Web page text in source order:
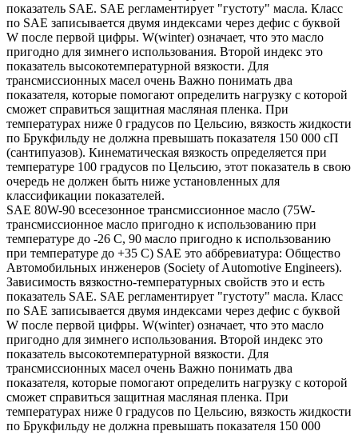
показатель SAE. SAE регламентирует "густоту" масла. Класс
по SAE записывается двумя индексами через дефис с буквой
W после первой цифры. W(winter) означает, что это масло
пригодно для зимнего использования. Второй индекс это
показатель высокотемпературной вязкости. Для
трансмиссионных масел очень Важно понимать два
показателя, которые помогают определить нагрузку с которой
сможет справиться защитная масляная пленка. При
температурах ниже 0 градусов по Цельсию, вязкость жидкости
по Брукфильду не должна превышать показателя 150 000 сП
(сантипуазов). Кинематическая вязкость определяется при
температуре 100 градусов по Цельсию, этот показатель в свою
очередь не должен быть ниже установленных для
классификации показателей.
SAE 80W-90 всесезонное трансмиссионное масло (75W-
трансмиссионное масло пригодно к использованию при
температуре до -26 С, 90 масло пригодно к использованию
при температуре до +35 С) SAE это аббревиатура: Общество
Автомобильных инженеров (Society of Automotive Engineers).
Зависимость вязкостно-температурных свойств это и есть
показатель SAE. SAE регламентирует "густоту" масла. Класс
по SAE записывается двумя индексами через дефис с буквой
W после первой цифры. W(winter) означает, что это масло
пригодно для зимнего использования. Второй индекс это
показатель высокотемпературной вязкости. Для
трансмиссионных масел очень Важно понимать два
показателя, которые помогают определить нагрузку с которой
сможет справиться защитная масляная пленка. При
температурах ниже 0 градусов по Цельсию, вязкость жидкости
по Брукфильду не должна превышать показателя 150 000